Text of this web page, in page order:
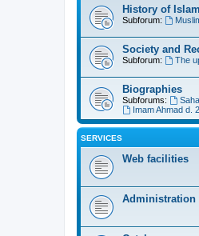
History of
Subforum:
Society and
Subforum: The
Biographies
Subforums:
Imam Ahmad d.
SERVICES
Web facilities
Administration